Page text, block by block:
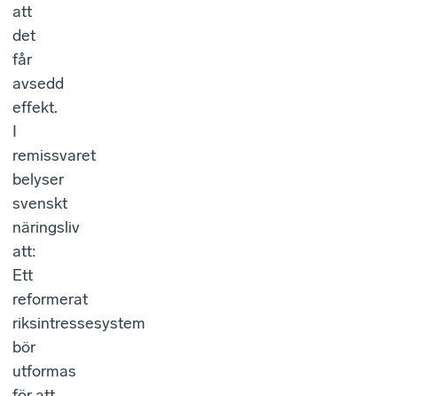
att
det
får
avsedd
effekt.
I
remissvaret
belyser
svenskt
näringsliv
att:
Ett
reformerat
riksintressesystem
bör
utformas